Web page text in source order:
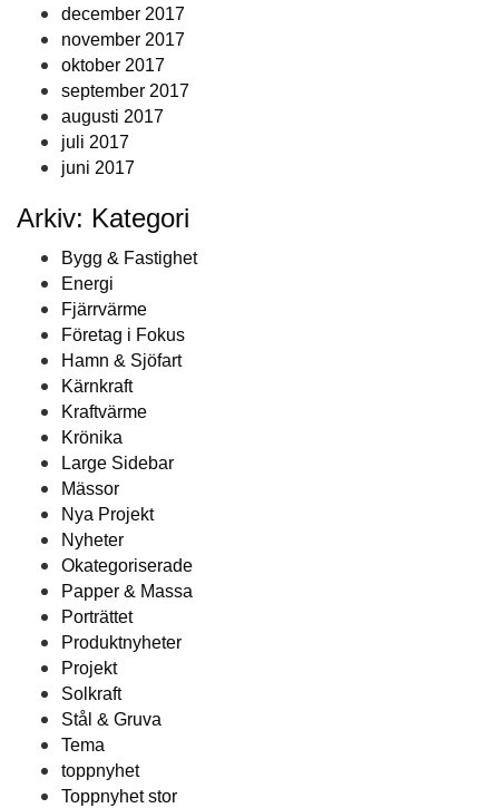
december 2017
november 2017
oktober 2017
september 2017
augusti 2017
juli 2017
juni 2017
Arkiv: Kategori
Bygg & Fastighet
Energi
Fjärrvärme
Företag i Fokus
Hamn & Sjöfart
Kärnkraft
Kraftvärme
Krönika
Large Sidebar
Mässor
Nya Projekt
Nyheter
Okategoriserade
Papper & Massa
Porträttet
Produktnyheter
Projekt
Solkraft
Stål & Gruva
Tema
toppnyhet
Toppnyhet stor